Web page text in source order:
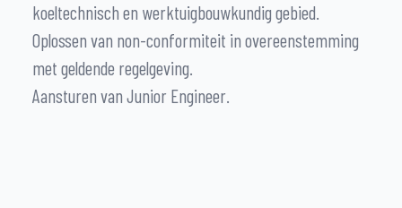
koeltechnisch en werktuigbouwkundig gebied.
Oplossen van non-conformiteit in overeenstemming
met geldende regelgeving.
Aansturen van Junior Engineer.